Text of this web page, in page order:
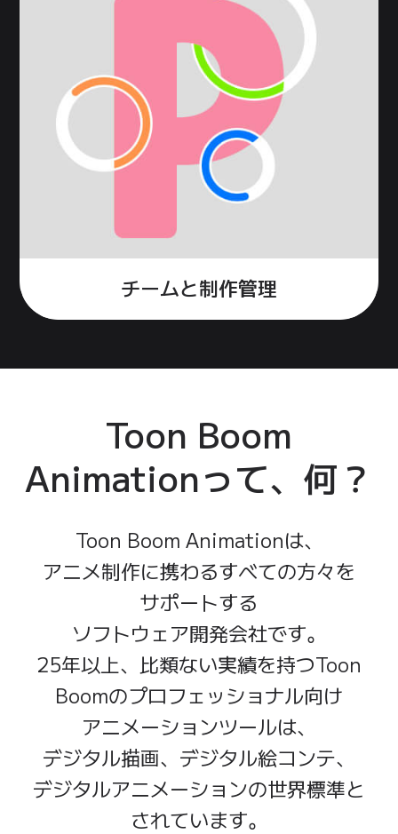
チームと制作管理
Toon Boom
Animationって、 何？
Toon Boom Animationは、
アニメ制作に携わるすべての方々を
サポートする
ソフトウェア開発会社です。
25年以上、 比類ない実績を持つToon
Boomのプロフェッショナル向け
アニメーションツールは、
デジタル描画、 デジタル絵コンテ、
デジタルアニメーションの世界標準と
されています。